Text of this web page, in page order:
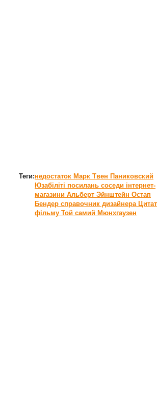
Теги:недостаток Марк Твен Паниковский
Юзабіліті посилань соседи інтернет-
магазини Альберт Эйнштейн Остап
Бендер справочник дизайнера
фільму Той самий Мюнхгаузен